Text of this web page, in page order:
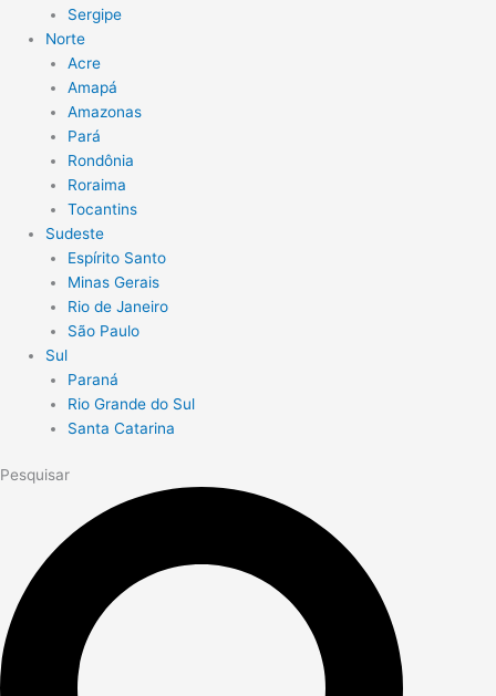
Sergipe
Norte
Acre
Amapá
Amazonas
Pará
Rondônia
Roraima
Tocantins
Sudeste
Espírito Santo
Minas Gerais
Rio de Janeiro
São Paulo
Sul
Paraná
Rio Grande do Sul
Santa Catarina
Pesquisar